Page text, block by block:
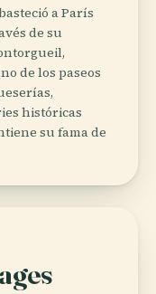
a París
de su
de los paseos
históricas
su fama de